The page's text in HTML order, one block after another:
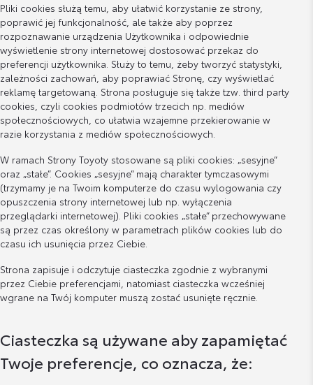
Pliki cookies służą temu, aby ułatwić korzystanie ze strony,
poprawić jej funkcjonalność, ale także aby poprzez
rozpoznawanie urządzenia Użytkownika i odpowiednie
wyświetlenie strony internetowej dostosować przekaz do
preferencji użytkownika. Służy to temu, żeby tworzyć statystyki,
zależności zachowań, aby poprawiać Stronę, czy wyświetlać
reklamę targetowaną. Strona posługuje się także tzw. third party
cookies, czyli cookies podmiotów trzecich np. mediów
społecznościowych, co ułatwia wzajemne przekierowanie w
razie korzystania z mediów społecznościowych.
W ramach Strony Toyoty stosowane są pliki cookies: „sesyjne”
oraz „stałe”. Cookies „sesyjne” mają charakter tymczasowymi
(trzymamy je na Twoim komputerze do czasu wylogowania czy
opuszczenia strony internetowej lub np. wyłączenia
przeglądarki internetowej). Pliki cookies „stałe” przechowywane
są przez czas określony w parametrach plików cookies lub do
czasu ich usunięcia przez Ciebie.
Strona zapisuje i odczytuje ciasteczka zgodnie z wybranymi
przez Ciebie preferencjami, natomiast ciasteczka wcześniej
wgrane na Twój komputer muszą zostać usunięte ręcznie.
Ciasteczka są używane aby zapamiętać
Twoje preferencje, co oznacza, że: